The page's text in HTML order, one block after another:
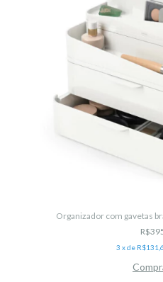
Organizador com gavetas
3 x de